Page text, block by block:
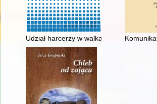
Udział harcerzy w walkach o